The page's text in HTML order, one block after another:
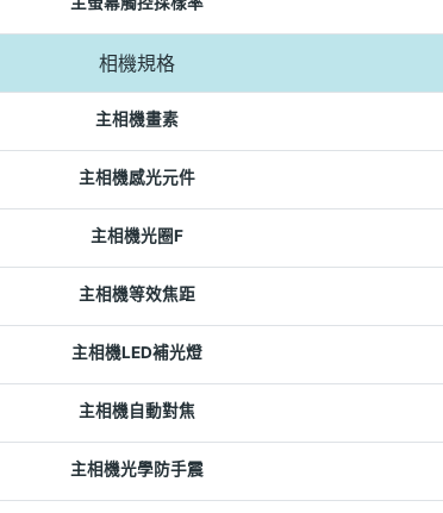
相機規格
主相機畫素
主相機感光元件
主相機光圈F
主相機等效焦距
主相機LED補光燈
主相機自動對焦
主相機光學防手震